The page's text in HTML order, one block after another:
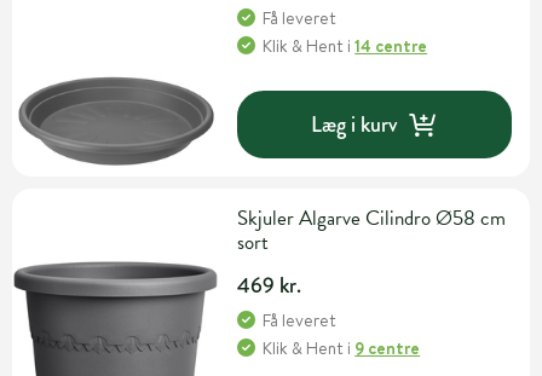
Få leveret
Klik & Hent i14 centre
Læg i kurv
Skjuler Algarve Cilindro Ø58 cm
sort
469 kr.
Få leveret
Klik & Hent i 9 centre